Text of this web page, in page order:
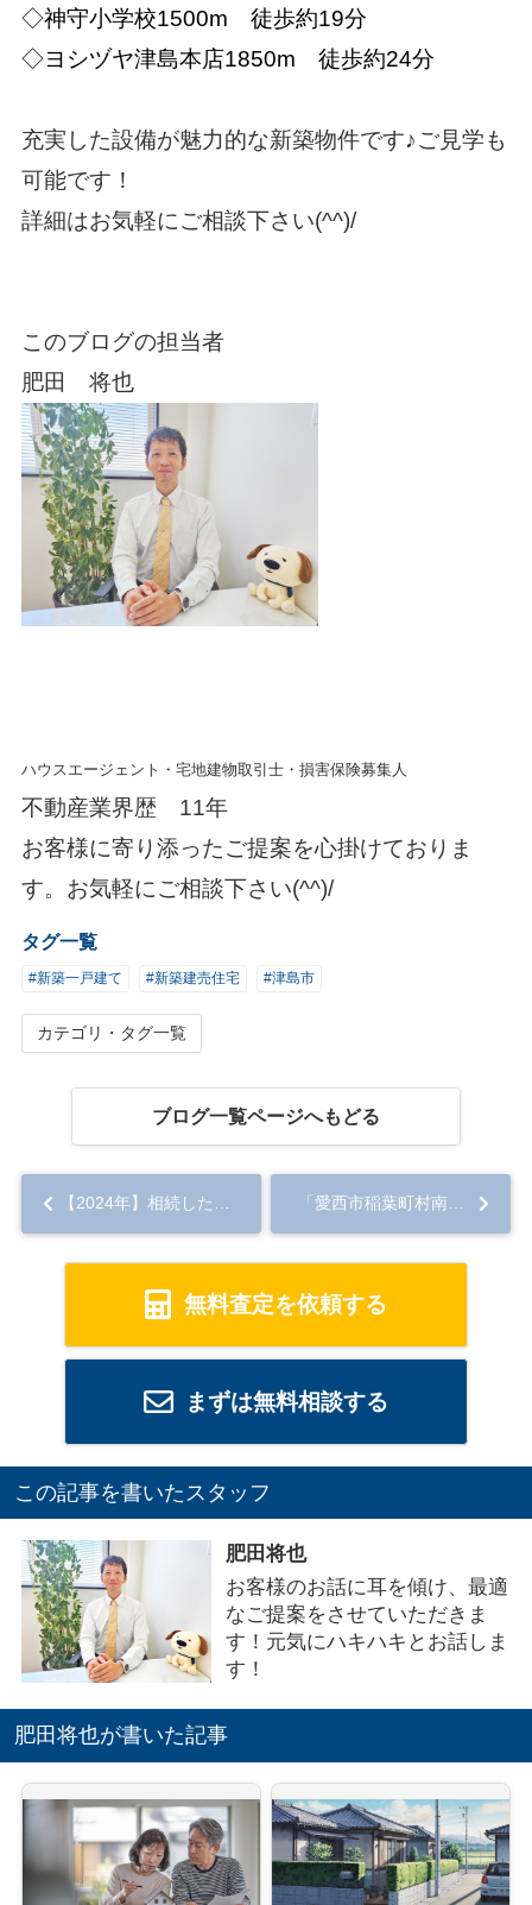
◇神守小学校1500m 徒歩約19分
◇ヨシヅヤ津島本店1850m 徒歩約24分
充実した設備が魅力的な新築物件です♪ご見学も
可能です！
詳細はお気軽にご相談下さい(^^)/
このブログの担当者
肥田 将也
ハウスエージェント・宅地建物取引士・ 損害保険募集人
不動産業界歴 11年
お客様に寄り添ったご提案を心掛けておりま
す。お気軽にご相談下さい(^^)/
タグ一覧
#新築一戸建て #新築建売住宅 #津島市
カテゴリ・タグ一覧
ブログ一覧ページへもどる
【2024年】相続した物件にも不動産取得税はかかる？課される事例や対策を解説！... 「愛西市稲葉町村南」2025年3月完成予定♪新築販売☆彡...
無料査定を依頼する
まずは無料相談する
この記事を書いたスタッフ
肥田将也
お客様のお話に耳を傾け、最適
なご提案をさせていただきま
す！元気にハキハキとお話しま
す！
肥田将也が書いた記事